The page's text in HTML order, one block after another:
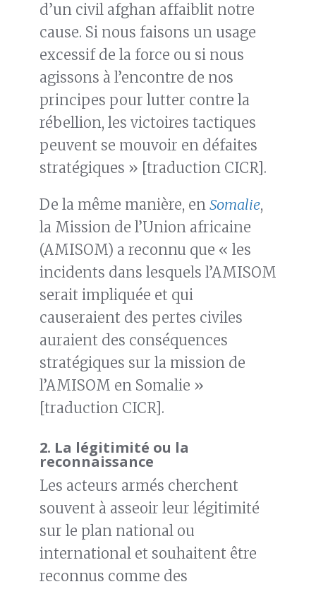
d’un civil afghan affaiblit notre
cause. Si nous faisons un usage
excessif de la force ou si nous
agissons à l’encontre de nos
principes pour lutter contre la
rébellion, les victoires tactiques
peuvent se mouvoir en défaites
stratégiques » [traduction CICR].
De la même manière, en Somalie,
la Mission de l’Union africaine
(AMISOM) a reconnu que « les
incidents dans lesquels l’AMISOM
serait impliquée et qui
causeraient des pertes civiles
auraient des conséquences
stratégiques sur la mission de
l’AMISOM en Somalie »
[traduction CICR].
2. La légitimité ou la
reconnaissance
Les acteurs armés cherchent
souvent à asseoir leur légitimité
sur le plan national ou
international et souhaitent être
reconnus comme des